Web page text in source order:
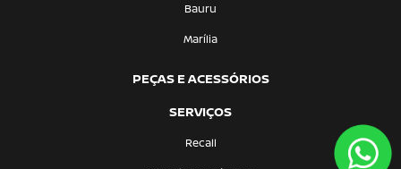
Bauru
Marília
PEÇAS E ACESSÓRIOS
SERVIÇOS
Recall